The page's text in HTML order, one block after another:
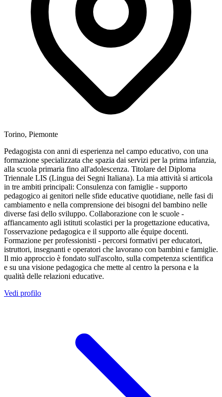
Torino, Piemonte
Pedagogista con anni di esperienza nel campo educativo, con una
formazione specializzata che spazia dai servizi per la prima infanzia,
alla scuola primaria fino all'adolescenza. Titolare del Diploma
Triennale LIS (Lingua dei Segni Italiana). La mia attività si articola
in tre ambiti principali: Consulenza con famiglie - supporto
pedagogico ai genitori nelle sfide educative quotidiane, nelle fasi di
cambiamento e nella comprensione dei bisogni del bambino nelle
diverse fasi dello sviluppo. Collaborazione con le scuole -
affiancamento agli istituti scolastici per la progettazione educativa,
l'osservazione pedagogica e il supporto alle équipe docenti.
Formazione per professionisti - percorsi formativi per educatori,
istruttori, insegnanti e operatori che lavorano con bambini e famiglie.
Il mio approccio è fondato sull'ascolto, sulla competenza scientifica
e su una visione pedagogica che mette al centro la persona e la
qualità delle relazioni educative.
Vedi profilo